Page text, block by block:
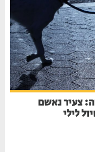
נאשם